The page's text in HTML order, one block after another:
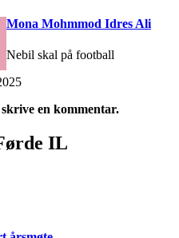
Mona Mohmmod Idres Ali
Nebil skal på football
en kommentar.
IL